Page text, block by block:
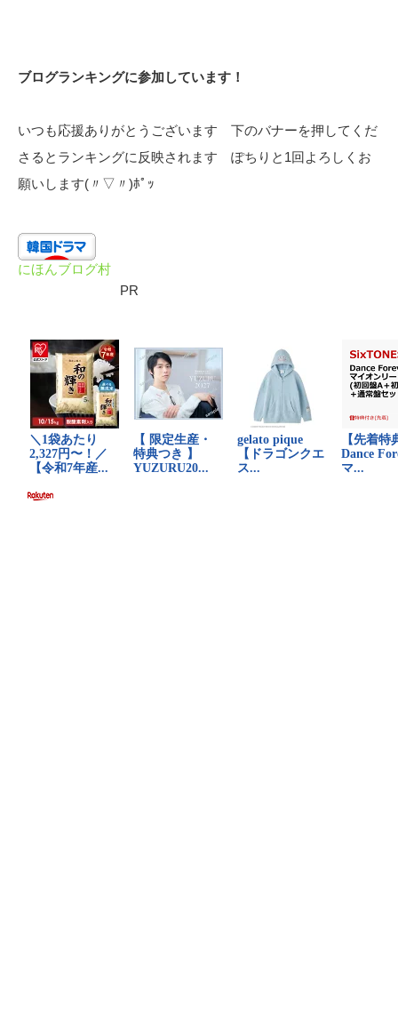
ブログランキングに参加しています！
いつも応援ありがとうございます 下のバナーを押してくだ
さるとランキングに反映されます ぽちりと1回よろしくお
願いします(〃▽〃)ﾎﾟｯ
にほんブログ村
PR